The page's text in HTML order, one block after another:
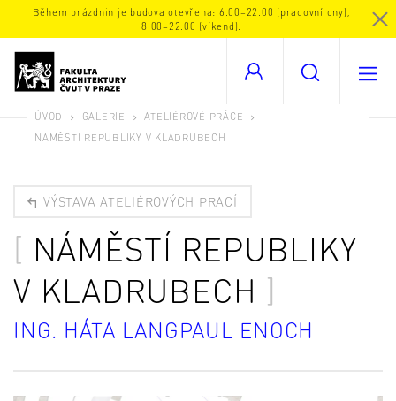
Během prázdnin je budova otevřena: 6.00–22.00 (pracovní dny),
8.00–22.00 (víkend).
ÚVOD GALERIE
ATELIÉROVÉ PRÁCE
NÁMĚSTÍ REPUBLIKY V KLADRUBECH
VÝSTAVA ATELIÉROVÝCH PRACÍ
NÁMĚSTÍ REPUBLIKY
V KLADRUBECH
ING. HÁTA LANGPAUL ENOCH